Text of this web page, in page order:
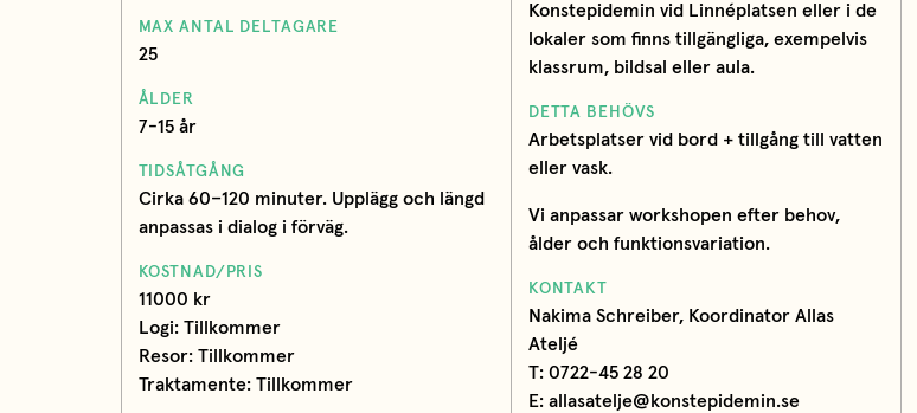
MAX ANTAL DELTAGARE
25
ÅLDER
7-15 år
TIDSÅTGÅNG
Cirka 60–120 minuter. Upplägg och längd
anpassas i dialog i förväg.
KOSTNAD/PRIS
11000 kr
Logi: Tillkommer
Resor: Tillkommer
Traktamente: Tillkommer
Konstepidemin vid Linnéplatsen eller i de
lokaler som finns tillgängliga, exempelvis
klassrum, bildsal eller aula.
DETTA BEHÖVS
Arbetsplatser vid bord + tillgång till vatten
eller vask.
Vi anpassar workshopen efter behov,
ålder och funktionsvariation.
KONTAKT
Nakima Schreiber, Koordinator Allas
Ateljé
T: 0722-45 28 20
E: allasatelje@konstepidemin.se